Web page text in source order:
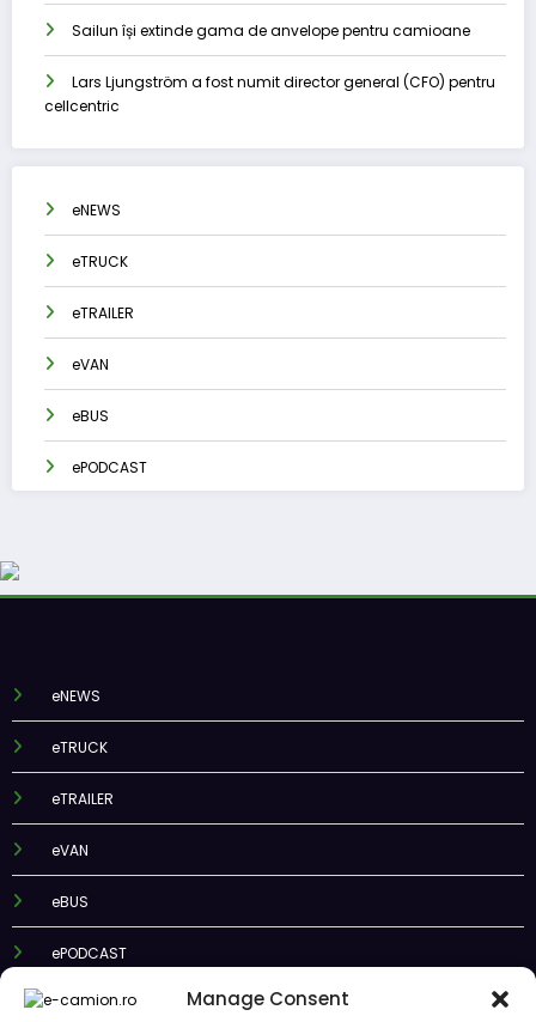
Manage Consent
Sailun își extinde gama de anvelope pentru camioane
Lars Ljungström a fost numit director general (CFO) pentru
cellcentric
eNEWS
eTRUCK
eTRAILER
eVAN
eBUS
ePODCAST
eNEWS
eTRUCK
eTRAILER
eVAN
eBUS
ePODCAST